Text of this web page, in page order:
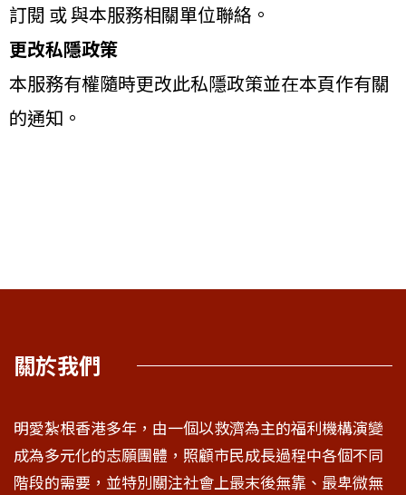
訂閱 或 與本服務相關單位聯絡。
更改私隱政策
本服務有權隨時更改此私隱政策並在本頁作有關
的通知。
關於我們
明愛紮根香港多年，由一個以救濟為主的福利機構演變
成為多元化的志願團體，照顧市民成長過程中各個不同
階段的需要，並特別關注社會上最末後無靠、最卑微無